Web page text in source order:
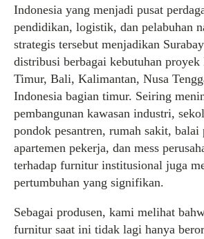
Indonesia yang menjadi pusat
pendidikan, logistik, dan pelabuhan
strategis tersebut menjadikan
distribusi berbagai kebutuhan
Timur, Bali, Kalimantan, Nusa
Indonesia bagian timur. Seiring
pembangunan kawasan industri,
pondok pesantren, rumah sakit, balai
apartemen pekerja, dan mess
terhadap furnitur institusional juga
pertumbuhan yang signifikan.
Sebagai produsen, kami melihat
furnitur saat ini tidak lagi hanya